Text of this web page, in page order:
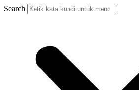
Search